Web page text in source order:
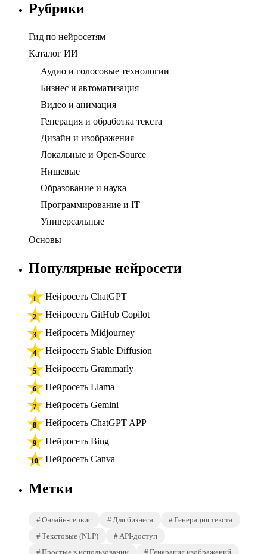
Рубрики
Гид по нейросетям
Каталог ИИ
Аудио и голосовые технологии
Бизнес и автоматизация
Видео и анимация
Генерация и обработка текста
Дизайн и изображения
Локальные и Open-Source
Нишевые
Образование и наука
Программирование и IT
Универсальные
Основы
Популярные нейросети
Нейросеть ChatGPT
Нейросеть GitHub Copilot
Нейросеть Midjourney
Нейросеть Stable Diffusion
Нейросеть Grammarly
Нейросеть Llama
Нейросеть Gemini
Нейросеть ChatGPT APP
Нейросеть Bing
Нейросеть Canva
Метки
Онлайн-сервис Для бизнеса
Генерация текста
Текстовые (NLP)
API-доступ
Простые в использовании
Генерация изображений